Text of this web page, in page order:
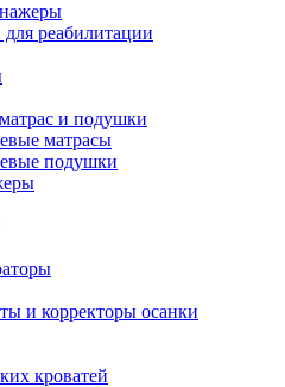
реабилитации
и подушки
матрасы
подушки
и корректоры осанки
кроватей